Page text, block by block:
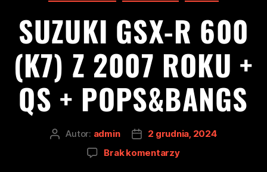
SUZUKI GSX-R 600
(K7) Z 2007 ROKU +
QS + POPS&BANGS
Autor: admin
2 grudnia, 2024
Brak komentarzy